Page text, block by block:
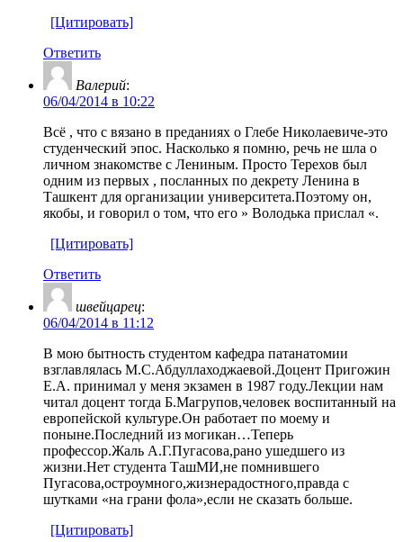
[Цитировать]
Ответить
Валерий:
06/04/2014 в 10:22
Всё , что с вязано в преданиях о Глебе Николаевиче-это
студенческий эпос. Насколько я помню, речь не шла о
личном знакомстве с Лениным. Просто Терехов был
одним из первых , посланных по декрету Ленина в
Ташкент для организации университета.Поэтому он,
якобы, и говорил о том, что его » Володька прислал «.
[Цитировать]
Ответить
швейцарец:
06/04/2014 в 11:12
В мою бытность студентом кафедра патанатомии
взглавлялась М.С.Абдуллаходжаевой.Доцент Пригожин
Е.А. принимал у меня экзамен в 1987 году.Лекции нам
читал доцент тогда Б.Магрупов,человек воспитанный на
европейской культуре.Он работает по моему и
поныне.Последний из могикан…Теперь
профессор.Жаль А.Г.Пугасова,рано ушедшего из
жизни.Нет студента ТашМИ,не помнившего
Пугасова,остроумного,жизнерадостного,правда с
шутками «на грани фола»,если не сказать больше.
[Цитировать]